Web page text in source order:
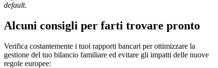
default.
Alcuni consigli per farti trovare pronto
Verifica costantemente i tuoi rapporti bancari per ottimizzare la
gestione del tuo bilancio familiare ed evitare gli impatti delle nuove
regole europee: